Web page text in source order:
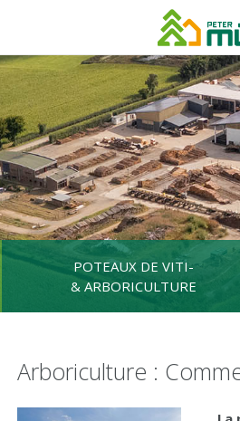
POTEAUX DE VITI-
& ARBORICULTURE
Arboriculture :